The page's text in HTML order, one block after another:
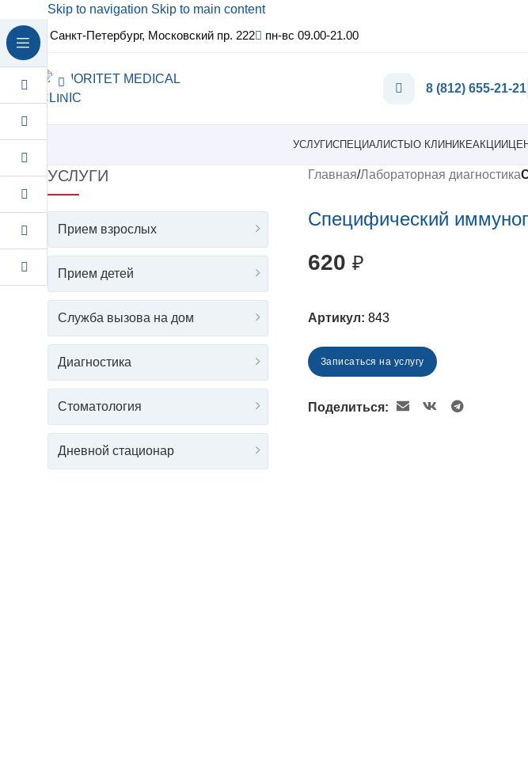
Skip to navigation Skip to main content
Санкт-Петербург, Московский пр. 222
пн-вс 09.00-21.00
8 (812) 655-21-21
УСЛУГИСПЕЦИАЛИСТЫ О КЛИНИКЕАКЦИИ
УСЛУГИ
Прием взрослых
Прием детей
Служба вызова на дом
Диагностика
Стоматология
Дневной стационар
Главная/Лабораторная диагностика
Специфический
620 ₽
Артикул: 843
Записаться на услугу
Поделиться: